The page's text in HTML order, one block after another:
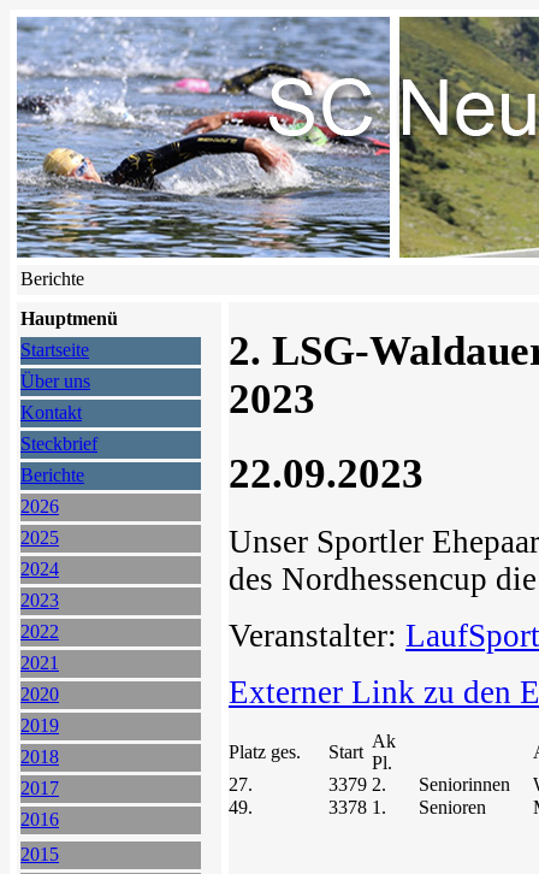
Berichte
Hauptmenü
Startseite
Über uns
Kontakt
Steckbrief
Berichte
2026
2025
2024
2023
2022
2021
2020
2019
2018
2017
2016
2015
2. LSG-
2023
22.09.2023
Unser Sportler
des Nordhessencup
Veranstalter:
Externer Link zu den
Platz ges. Start
Ak
Pl.
27.
3379 2. Seniorinnen
49.
3378 1. Senioren